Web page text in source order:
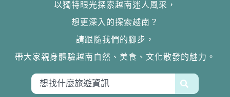
以獨特眼光探索越南迷人風采，
想更深入的探索越南？
請跟隨我們的腳步，
帶大家親身體驗越南自然、美食、文化散發的魅力。